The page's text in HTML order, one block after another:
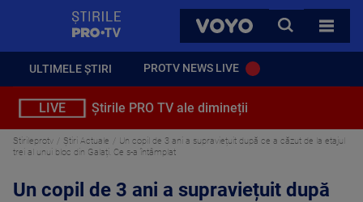
VOYO
CAUTA
TOATE
ULTIMELE ȘTIRI PROTV NEWS LIVE
LIVE Știrile PRO TV ale dimineții
Stirileprotv Știri Actuale
Un copil de 3 ani a supraviețuit după ce a căzut de la etajul
trei al unui bloc din Galați. Ce s-a întâmplat
Un copil de 3 ani a supraviețuit după